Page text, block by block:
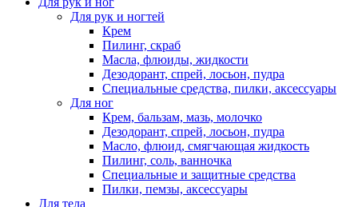
Для рук и ногтей
Крем
Пилинг, скраб
Масла, флюиды, жидкости
Дезодорант, спрей, лосьон, пудра
Специальные средства, пилки, аксессуары
Для ног
Крем, бальзам, мазь, молочко
Дезодорант, спрей, лосьон, пудра
Масло, флюид, смягчающая жидкость
Пилинг, соль, ванночка
Специальные и защитные средства
Пилки, пемзы, аксессуары
Для тела